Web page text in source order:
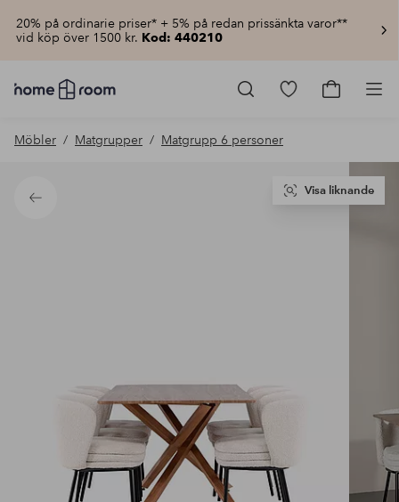
20% på ordinarie priser* + 5% på redan prissänkta varor**
vid köp över 1500 kr. Kod: 440210
Homeroom
–
hemmet
pris
Gå
Gå
Möbler Matgrupper Matgrupp 6 personer
Tillbaka
Visa liknande